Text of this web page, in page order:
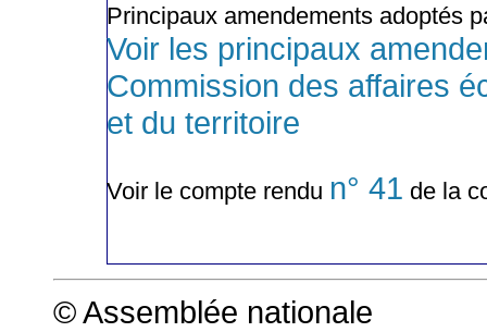
Principaux amendements adoptés
Voir les principaux
Commission des affaires
et du territoire
Voir le compte rendu n° 41 de la
© Assemblée nationale